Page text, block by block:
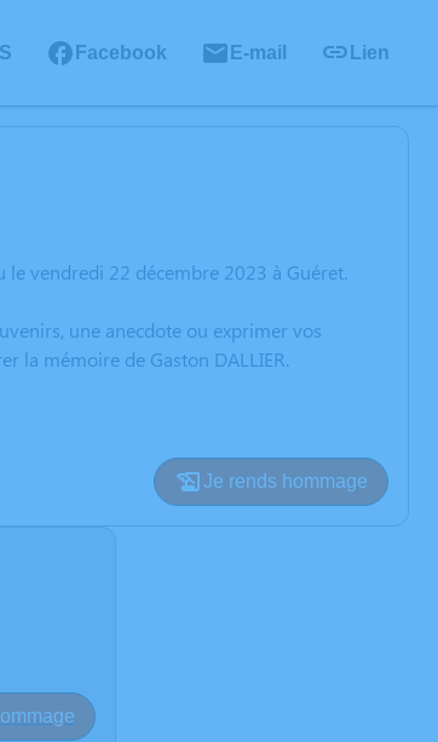
Facebook E-mail Lien
le vendredi 22 décembre 2023 à Guéret.
une anecdote ou exprimer vos
la mémoire de Gaston DALLIER.
Je rends hommage